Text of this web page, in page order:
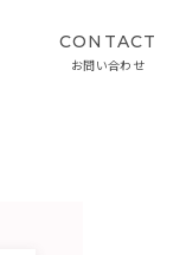
CONTACT
お問い合わせ